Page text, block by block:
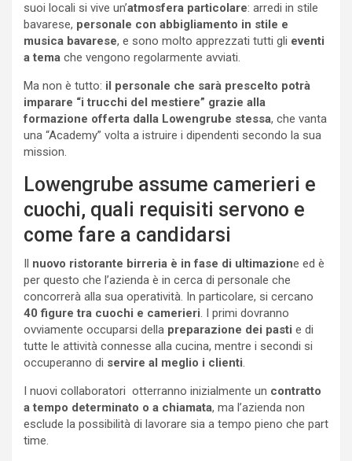
suoi locali si vive un’atmosfera particolare: arredi in stile
bavarese, personale con abbigliamento in stile e
musica bavarese, e sono molto apprezzati tutti gli eventi
a tema che vengono regolarmente avviati.
Ma non è tutto: il personale che sarà prescelto potrà
imparare “i trucchi del mestiere” grazie alla
formazione offerta dalla Lowengrube stessa, che vanta
una “Academy” volta a istruire i dipendenti secondo la sua
mission.
Lowengrube assume camerieri e
cuochi, quali requisiti servono e
come fare a candidarsi
Il nuovo ristorante birreria è in fase di ultimazione ed è
per questo che l’azienda è in cerca di personale che
concorrerà alla sua operatività. In particolare, si cercano
40 figure tra cuochi e camerieri. I primi dovranno
ovviamente occuparsi della preparazione dei pasti e di
tutte le attività connesse alla cucina, mentre i secondi si
occuperanno di servire al meglio i clienti.
I nuovi collaboratori otterranno inizialmente un contratto
a tempo determinato o a chiamata, ma l’azienda non
esclude la possibilità di lavorare sia a tempo pieno che part
time.